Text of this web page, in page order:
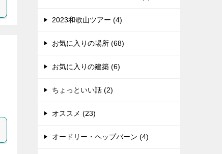
2023和歌山ツアー (4)
お気に入りの場所 (68)
お気に入りの建築 (6)
ちょっといい話 (2)
オススメ (23)
オードリー・ヘップバーン (4)